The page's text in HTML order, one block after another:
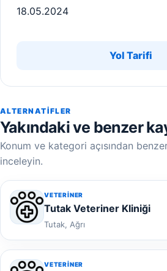
18.05.2024
Yol Tarifi
ALTERNATIFLER
Yakındaki ve benzer
Konum ve kategori açısından
inceleyin.
VETERINER
Tutak Veteriner Kliniği
Tutak, Ağrı
VETERINER